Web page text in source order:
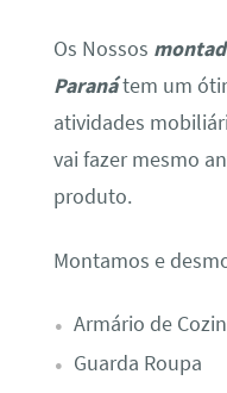
Os Nossos
Paranátem um
atividades
vai fazer mesmo
produto.
Montamos e
Armário de
Guarda Roupa